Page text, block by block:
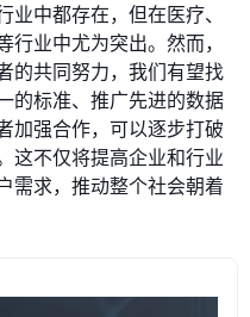
中都存在，但在医疗、
业中尤为突出。然而，
的共同努力，我们有望找
的标准、推广先进的数据
加强合作，可以逐步打破
这不仅将提高企业和行业
需求，推动整个社会朝着